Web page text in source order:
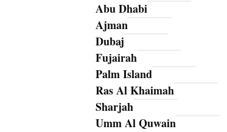
Abu Dhabi
Ajman
Dubaj
Fujairah
Palm Island
Ras Al Khaimah
Sharjah
Umm Al Quwain